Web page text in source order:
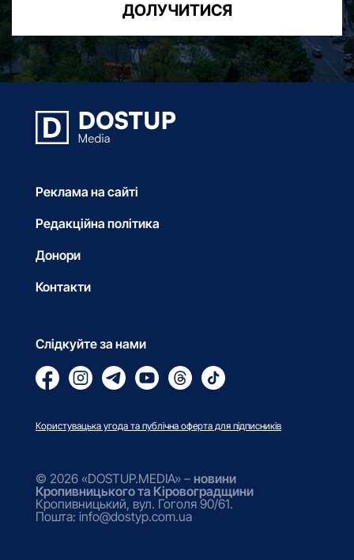
ДОЛУЧИТИСЯ
Реклама на сайті
Редакційна політика
Донори
Контакти
Слідкуйте за нами
Користувацька угода та публічна оферта для підписників
© 2026 «DOSTUP.MEDIA» – новини
Кропивницького та Кіровоградщини
Кропивницький, вул. Гоголя 90/61.
Пошта: info@dostyp.com.ua